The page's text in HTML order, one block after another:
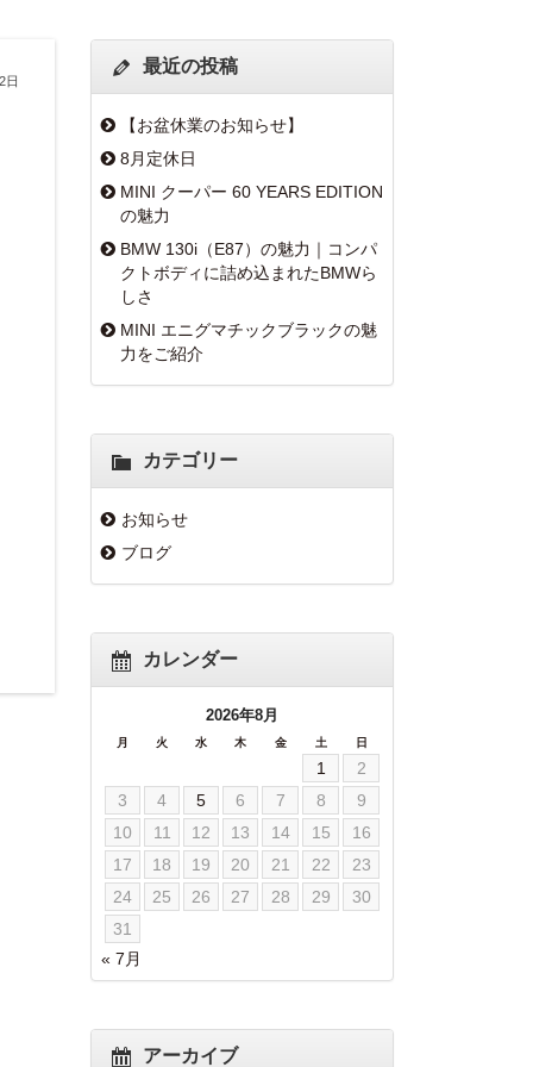
日
最近の投稿
【お盆休業のお知らせ】
8月定休日
MINI クーパー 60 YEARS EDITION
の魅力
BMW 130i（E87）の魅力｜コンパ
クトボディに詰め込まれたBMWら
しさ
MINI エニグマチックブラックの魅
力をご紹介
カテゴリー
お知らせ
ブログ
カレンダー
2026年8月
月 火 水 木 金 土 日
1
2
3
4 5 6 7 8
9
10
11 12 13 14 15
16
17
18 19 20 21 22
23
24
25 26 27 28 29
30
31
« 7月
アーカイブ